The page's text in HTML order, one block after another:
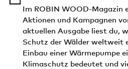
Im ROBIN WOOD-Magazin
Aktionen und Kampagnen
aktuellen Ausgabe liest du,
Schutz der Wälder weltweit
Einbau einer Wärmepumpe
Klimaschutz bedeutet und